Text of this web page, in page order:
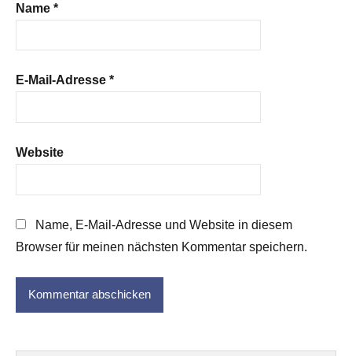
Name *
E-Mail-Adresse *
Website
Name, E-Mail-Adresse und Website in diesem
Browser für meinen nächsten Kommentar speichern.